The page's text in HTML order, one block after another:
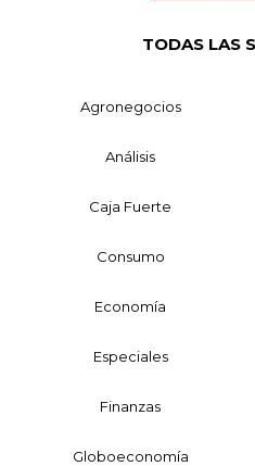
TODAS LAS
Agronegocios
Análisis
Caja Fuerte
Consumo
Economía
Especiales
Finanzas
Globoeconomía